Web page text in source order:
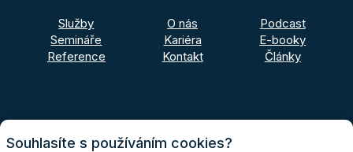
Služby
Semináře
Reference
O nás
Kariéra
Kontakt
Podcast
E-booky
Články
Souhlasíte s používáním cookies?